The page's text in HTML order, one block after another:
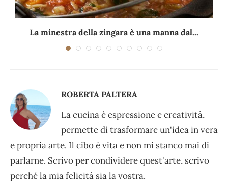
La minestra della zingara è una manna dal...
ROBERTA PALTERA
La cucina è espressione e creatività,
permette di trasformare un'idea in vera
e propria arte. Il cibo è vita e non mi stanco mai di
parlarne. Scrivo per condividere quest'arte, scrivo
perché la mia felicità sia la vostra.